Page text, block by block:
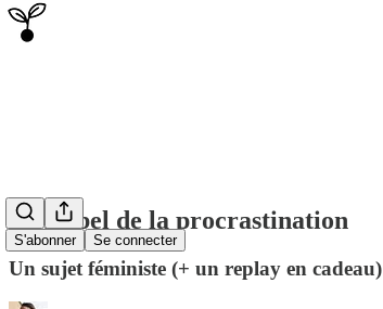
S'abonner Se connecter
Le Nobel de la procrastination
Un sujet féministe (+ un replay en cadeau)